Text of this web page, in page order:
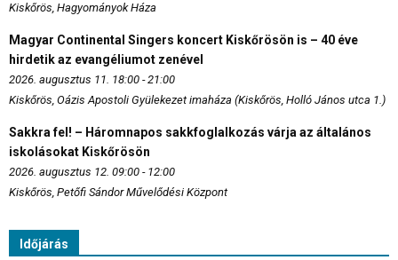
Kiskőrös, Hagyományok Háza
Magyar Continental Singers koncert Kiskőrösön is – 40 éve
hirdetik az evangéliumot zenével
2026. augusztus 11. 18:00 - 21:00
Kiskőrös, Oázis Apostoli Gyülekezet imaháza (Kiskőrös, Holló János utca 1.)
Sakkra fel! – Háromnapos sakkfoglalkozás várja az általános
iskolásokat Kiskőrösön
2026. augusztus 12. 09:00 - 12:00
Kiskőrös, Petőfi Sándor Művelődési Központ
Időjárás